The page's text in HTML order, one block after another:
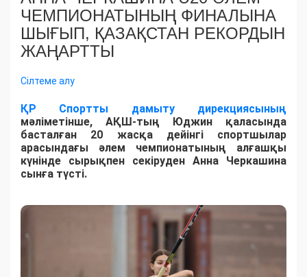
ЧЕМПИОНАТЫНЫҢ ФИНАЛЫНА
ШЫҒЫП, ҚАЗАҚСТАН РЕКОРДЫН
ЖАҢАРТТЫ
Сілтеме алу
ҚР Спортты дамыту дирекциясының
мәліметінше, АҚШ-тың Юджин қаласында
басталған 20 жасқа дейінгі спортшылар
арасындағы әлем чемпионатының алғашқы
күнінде сырықпен секіруден Анна Черкашина
сынға түсті.